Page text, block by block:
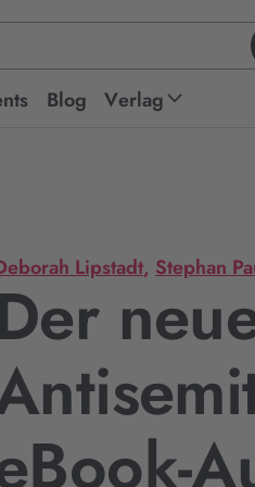
Blog Verlag
Lipstadt, Stephan